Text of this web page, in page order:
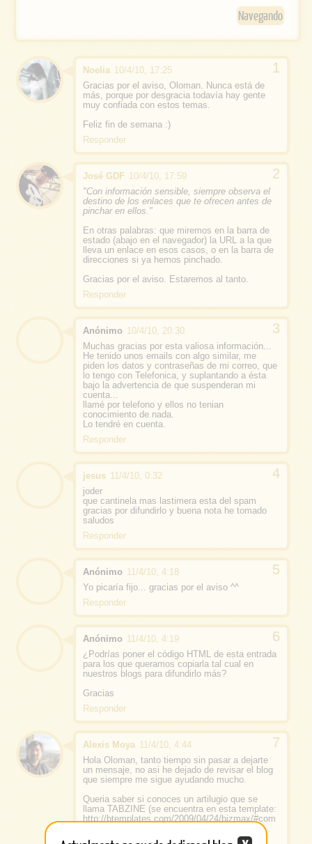
Navegando
Noelia 10/4/10, 17:25
Gracias por el aviso, Oloman. Nunca está de
más, porque por desgracia todavía hay gente
muy confiada con estos temas.
Feliz fin de semana :)
Responder
José GDF 10/4/10, 17:59
"Con información sensible, siempre observa el
destino de los enlaces que te ofrecen antes de
pinchar en ellos."
En otras palabras: que miremos en la barra de
estado (abajo en el navegador) la URL a la que
lleva un enlace en esos casos, o en la barra de
direcciones si ya hemos pinchado.
Gracias por el aviso. Estaremos al tanto.
Responder
Anónimo 10/4/10, 20:30
Muchas gracias por esta valiosa información...
He tenido unos emails con algo similar, me
piden los datos y contraseñas de mi correo, que
lo tengo con Telefonica, y suplantando a ésta
bajo la advertencia de que suspenderan mi
cuenta...
llamé por telefono y ellos no tenian
conocimiento de nada.
Lo tendré en cuenta.
Responder
jesus 11/4/10, 0:32
joder
que cantinela mas lastimera esta del spam
gracias por difundirlo y buena nota he tomado
saludos
Responder
Anónimo 11/4/10, 4:18
Yo picaría fijo... gracias por el aviso ^^
Responder
Anónimo 11/4/10, 4:19
¿Podrías poner el código HTML de esta entrada
para los que queramos copiarla tal cual en
nuestros blogs para difundirlo más?
Gracias
Responder
Alexis Moya 11/4/10, 4:44
Hola Oloman, tanto tiempo sin pasar a dejarte
un mensaje, no asi he dejado de revisar el blog
que siempre me sigue ayudando mucho.
Queria saber si conoces un artilugio que se
llama TABZINE (se encuentra en esta template:
http://btemplates.com/2009/04/24/bizmax/#com
ment-19821), lo que pasa es que me gustaria
poder incluirlo en mi blog